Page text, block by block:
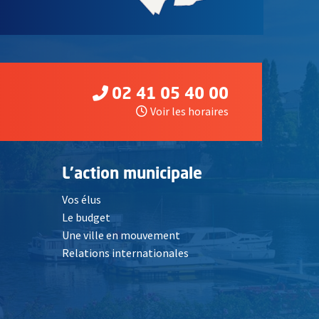
02 41 05 40 00
Voir les horaires
L'action municipale
Vos élus
Le budget
Une ville en mouvement
Relations internationales